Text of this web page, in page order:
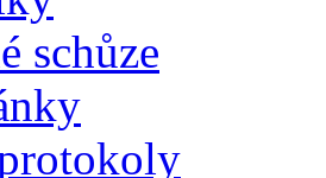
schůze